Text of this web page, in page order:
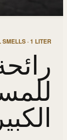
SMELLS · 1 LITER